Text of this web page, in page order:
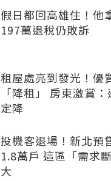
假日都回高雄住！他
197萬退稅仍敗訴
租屋處亮到發光！優
「降租」 房東激賞
定降
投機客退場！新北預
1.8萬戶 這區「需求
大